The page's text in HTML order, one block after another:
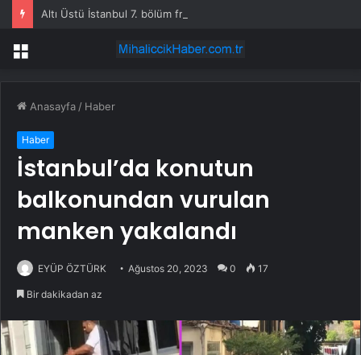
Altı Üstü İstanbul 7. bölüm fragmanı yayınlandı mı?
Menü
Anasayfa / Haber
Haber
İstanbul’da konutun
balkonundan vurulan
manken yakalandı
EYÜP ÖZTÜRK Ağustos 20, 2023 0 17
Bir dakikadan az